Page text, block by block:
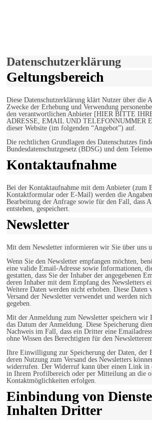
Datenschutzerklärung
Geltungsbereich
Diese Datenschutzerklärung klärt Nutzer über die
Zwecke der Erhebung und Verwendung
den verantwortlichen Anbieter [HIER BITTE
ADRESSE, EMAIL UND TELEFONNUMMER
dieser Website (im folgenden “Angebot”) auf.
Die rechtlichen Grundlagen des Datenschutzes
Bundesdatenschutzgesetz (BDSG) und dem
Kontaktaufnahme
Bei der Kontaktaufnahme mit dem Anbieter (zum
Kontaktformular oder E-Mail) werden die
Bearbeitung der Anfrage sowie für den Fall, dass
entstehen, gespeichert.
Newsletter
Mit dem Newsletter informieren wir Sie über uns
Wenn Sie den Newsletter empfangen möchten,
eine valide Email-Adresse sowie Informationen,
gestatten, dass Sie der Inhaber der angegebenen
deren Inhaber mit dem Empfang des Newsletters
Weitere Daten werden nicht erhoben. Diese Daten
Versand der Newsletter verwendet und werden
gegeben.
Mit der Anmeldung zum Newsletter speichern wir
das Datum der Anmeldung. Diese Speicherung
Nachweis im Fall, dass ein Dritter eine
ohne Wissen des Berechtigten für den
Ihre Einwilligung zur Speicherung der Daten, der
deren Nutzung zum Versand des Newsletters
widerrufen. Der Widerruf kann über einen Link in
in Ihrem Profilbereich oder per Mitteilung an die
Kontaktmöglichkeiten erfolgen.
Einbindung von
Inhalten Dritter